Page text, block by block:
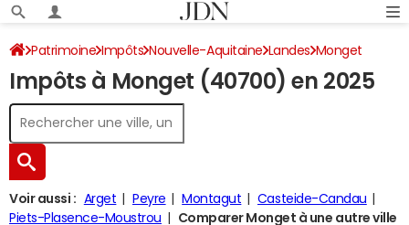
Patrimoine Impôts Nouvelle-Aquitaine Landes Monget
Impôt sur le revenu
Impôts à Monget (40700) en 2025
Voir aussi : Arget Peyre Montagut
Casteide-Candau
Piets-Plasence-Moustrou
Comparer Monget à une autre ville